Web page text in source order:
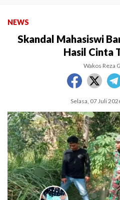
NEWS
Skandal Mahasiswi
Hasil Cinta
Wakos Reza
Selasa, 07 Juli